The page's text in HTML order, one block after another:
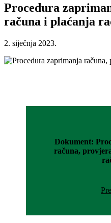
Procedura
računa i plaćanja
2. siječnja 2023.
Dokument:
računa,